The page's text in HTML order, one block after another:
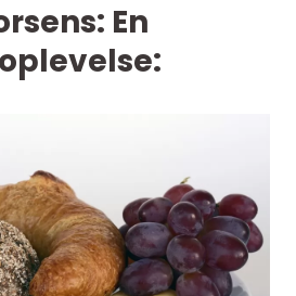
En